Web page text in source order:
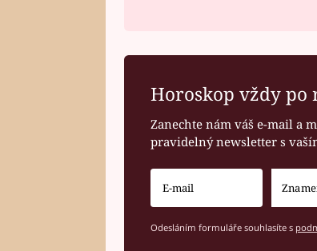
Horoskop vždy po
Zanechte nám váš e-mail a
pravidelný newsletter s
Odesláním formuláře souhlasíte s